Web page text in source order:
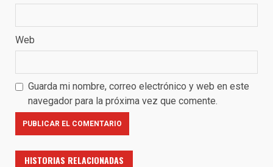
Web
Guarda mi nombre, correo electrónico y web en este
navegador para la próxima vez que comente.
HISTORIAS RELACIONADAS